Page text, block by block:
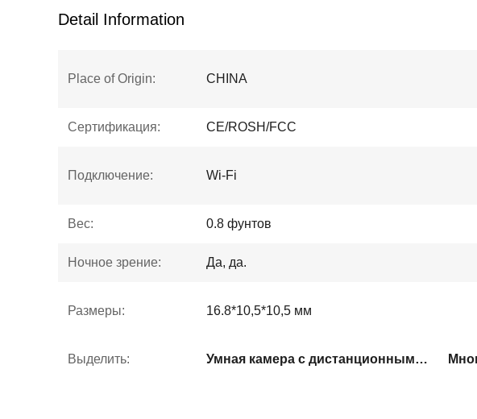
Detail Information
Place of Origin: CHINA
Сертификация: CE/ROSH/FCC
Подключение: Wi-Fi
Вес: 0.8 фунтов
Ночное зрение: Да, да.
Размеры: 16.8*10,5*10,5 мм
Выделить: Умная камера с дистанционным доступом